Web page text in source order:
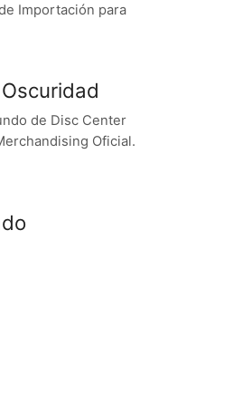
Importación para
de Disc Center
Oficial.